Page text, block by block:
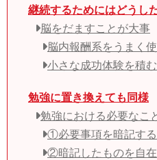
継続するためにはどうし
脳をだますことが大事
脳内報酬系をうまく使
小さな成功体験を積む
勉強に置き換えても同様
勉強における必要なこ
①必要事項を暗記する
②暗記したものを自